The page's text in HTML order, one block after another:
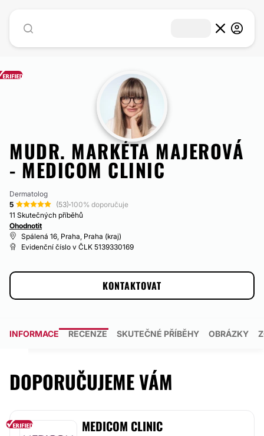
MUDR. MARKÉTA MAJEROVÁ
- MEDICOM CLINIC
Dermatolog
5
(53)·100% doporučuje
11 Skutečných příběhů
Ohodnotit
Spálená 16, Praha, Praha (kraj)
Evidenční číslo v ČLK 5139330169
KONTAKTOVAT
INFORMACE RECENZE SKUTEČNÉ PŘÍBĚHY OBRÁZKY
DOPORUČUJEME VÁM
MEDICOM CLINIC